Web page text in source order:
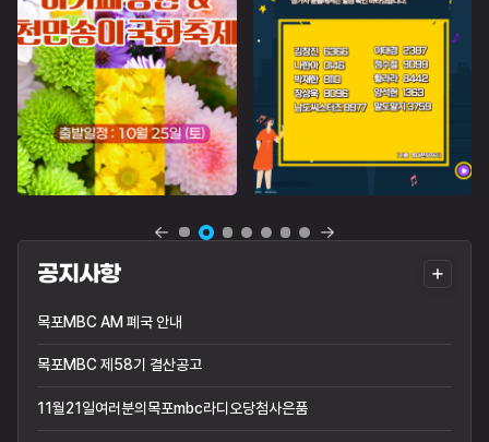
공지사항
목포MBC AM 폐국 안내
목포MBC 제58기 결산공고
11월21일여러분의목포mbc라디오당첨사은품
더